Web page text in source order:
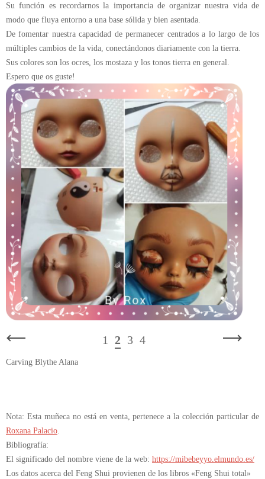
Su función es recordarnos la importancia de organizar nuestra vida de
modo que fluya entorno a una base sólida y bien asentada.
De fomentar nuestra capacidad de permanecer centrados a lo largo de los
múltiples cambios de la vida, conectándonos diariamente con la tierra.
Sus colores son los ocres, los mostaza y los tonos tierra en general.
Espero que os guste!
Carving Blythe Alana
1 2 3 4
Nota: Esta muñeca no está en venta, pertenece a la colección particular de
Roxana Palacio.
Bibliografía:
El significado del nombre viene de la web: https://mibebeyyo.elmundo.es/
Los datos acerca del Feng Shui provienen de los libros «Feng Shui total»